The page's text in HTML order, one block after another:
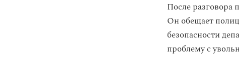
После разговора
Он обещает
безопасности
проблему с